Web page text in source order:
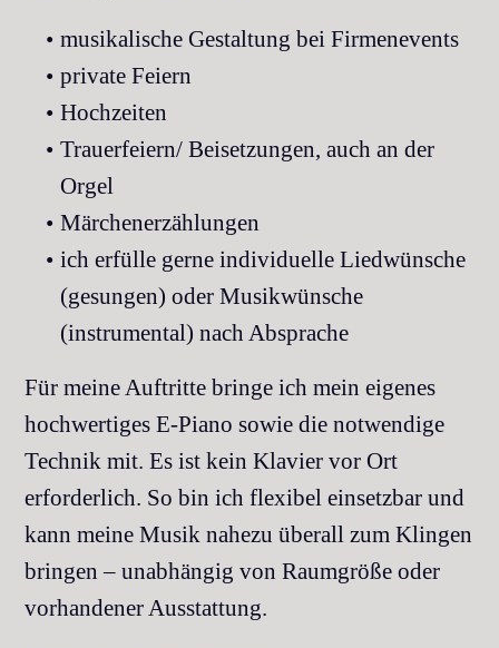
musikalische Gestaltung bei Firmenevents
private Feiern
Hochzeiten
Trauerfeiern/ Beisetzungen, auch an der
Orgel
Märchenerzählungen
ich erfülle gerne individuelle Liedwünsche
(gesungen) oder Musikwünsche
(instrumental) nach Absprache
Für meine Auftritte bringe ich mein eigenes
hochwertiges E-Piano sowie die notwendige
Technik mit. Es ist kein Klavier vor Ort
erforderlich. So bin ich flexibel einsetzbar und
kann meine Musik nahezu überall zum Klingen
bringen – unabhängig von Raumgröße oder
vorhandener Ausstattung.